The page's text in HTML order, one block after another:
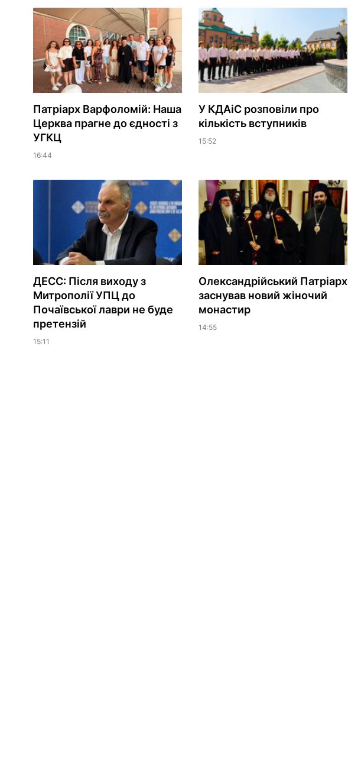
Патріарх Варфоломій: Наша
Церква прагне до єдності з
УГКЦ
16:44
У КДАіС розповіли про
кількість вступників
15:52
ДЕСС: Після виходу з
Митрополії УПЦ до
Почаївської лаври не буде
претензій
15:11
Олександрійський Патріарх
заснував новий жіночий
монастир
14:55